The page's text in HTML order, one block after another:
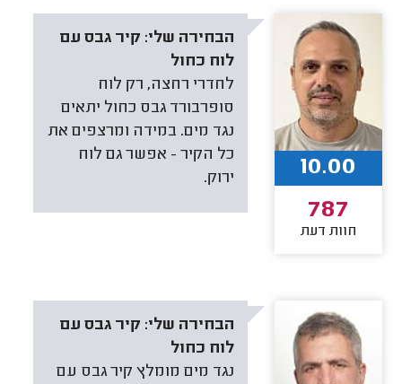
הבחירה שלי: קיר גבס עם
לוח כחול
לחדרי רחצה, רק לוח
סופרבורד גבס כחול יתאים
נגד מים. במידה ומרצפים את
כל הקיר - אפשר גם לוח
ירוק.
10.00
787
חוות דעת
הבחירה שלי: קיר גבס עם
לוח כחול
נגד מים מומלץ קיר גבס עם